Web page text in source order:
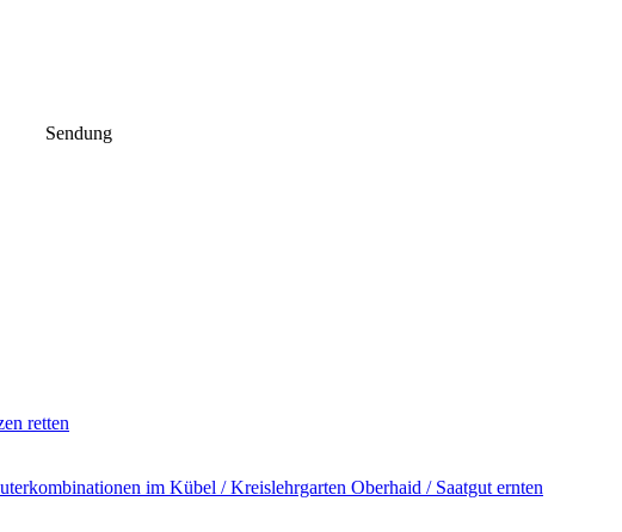
Sendung
retten
im Kübel /​ Kreislehrgarten Oberhaid /​ Saatgut ernten